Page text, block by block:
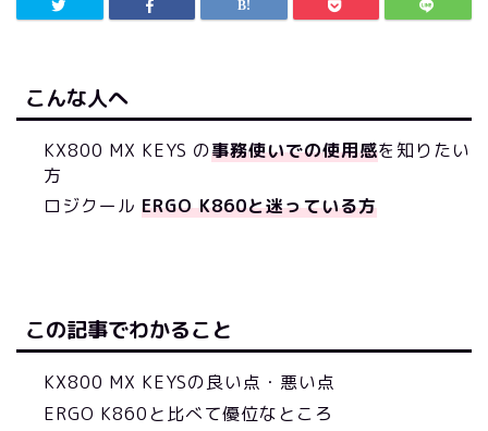
こんな人へ
KX800 MX KEYS の事務使いでの使用感を知りたい
方
ロジクール ERGO K860と迷っている方
この記事でわかること
KX800 MX KEYSの良い点・悪い点
ERGO K860と比べて優位なところ